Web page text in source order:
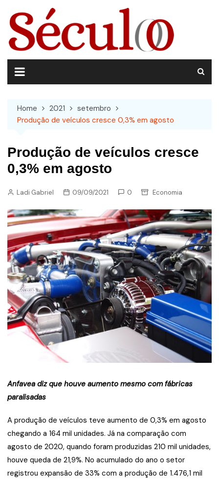
content
Home 2021
setembro
Produção de veículos cresce 0,3% em agosto
Produção de veículos cresce
0,3% em agosto
Ladi Gabriel 09/09/2021 0 Economia
Anfavea diz que houve aumento mesmo com fábricas
paralisadas
A produção de veículos teve aumento de 0,3% em agosto
chegando a 164 mil unidades. Já na comparação com
agosto de 2020, quando foram produzidas 210 mil unidades,
houve queda de 21,9%. No acumulado do ano o setor
registrou expansão de 33% com a produção de 1.476,1 mil